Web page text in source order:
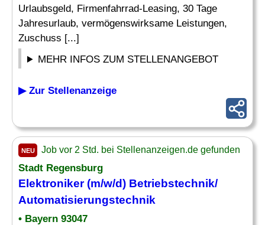
Urlaubsgeld, Firmenfahrrad-Leasing, 30 Tage
Jahresurlaub, vermögenswirksame Leistungen,
Zuschuss [...]
MEHR INFOS ZUM STELLENANGEBOT
▶ Zur Stellenanzeige
NEU Job vor 2 Std. bei Stellenanzeigen.de gefunden
Stadt Regensburg
Elektroniker (m/w/d) Betriebstechnik/
Automatisierungstechnik
• Bayern 93047